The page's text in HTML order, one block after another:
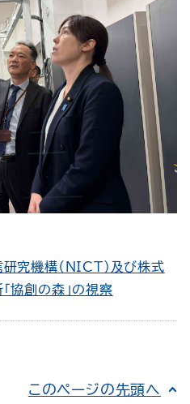
究機構（NICT）及び株式
協創の森」の視察
このページの先頭へ